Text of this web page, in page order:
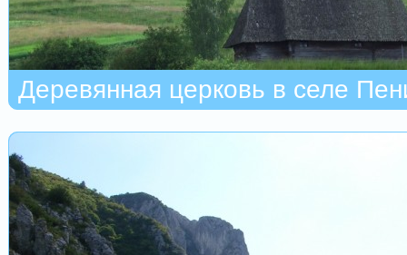
Деревянная церковь в селе